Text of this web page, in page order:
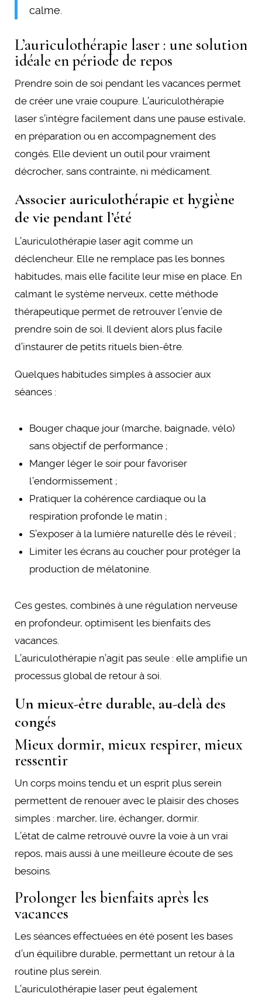
calme.
L’auriculothérapie laser : une solution
idéale en période de repos
Prendre soin de soi pendant les vacances permet
de créer une vraie coupure. L’auriculothérapie
laser s’intègre facilement dans une pause estivale,
en préparation ou en accompagnement des
congés. Elle devient un outil pour vraiment
décrocher, sans contrainte, ni médicament.
Associer auriculothérapie et hygiène
de vie pendant l’été
L’auriculothérapie laser agit comme un
déclencheur. Elle ne remplace pas les bonnes
habitudes, mais elle facilite leur mise en place. En
calmant le système nerveux, cette méthode
thérapeutique permet de retrouver l’envie de
prendre soin de soi. Il devient alors plus facile
d’instaurer de petits rituels bien-être.
Quelques habitudes simples à associer aux
séances :
Bouger chaque jour (marche, baignade, vélo)
sans objectif de performance ;
Manger léger le soir pour favoriser
l’endormissement ;
Pratiquer la cohérence cardiaque ou la
respiration profonde le matin ;
S’exposer à la lumière naturelle dès le réveil ;
Limiter les écrans au coucher pour protéger la
production de mélatonine.
Ces gestes, combinés à une régulation nerveuse
en profondeur, optimisent les bienfaits des
vacances.
L’auriculothérapie n’agit pas seule : elle amplifie un
processus global de retour à soi.
Un mieux-être durable, au-delà des
congés
Mieux dormir, mieux respirer, mieux
ressentir
Un corps moins tendu et un esprit plus serein
permettent de renouer avec le plaisir des choses
simples : marcher, lire, échanger, dormir.
L’état de calme retrouvé ouvre la voie à un vrai
repos, mais aussi à une meilleure écoute de ses
besoins.
Prolonger les bienfaits après les
vacances
Les séances effectuées en été posent les bases
d’un équilibre durable, permettant un retour à la
routine plus serein.
L’auriculothérapie laser peut également